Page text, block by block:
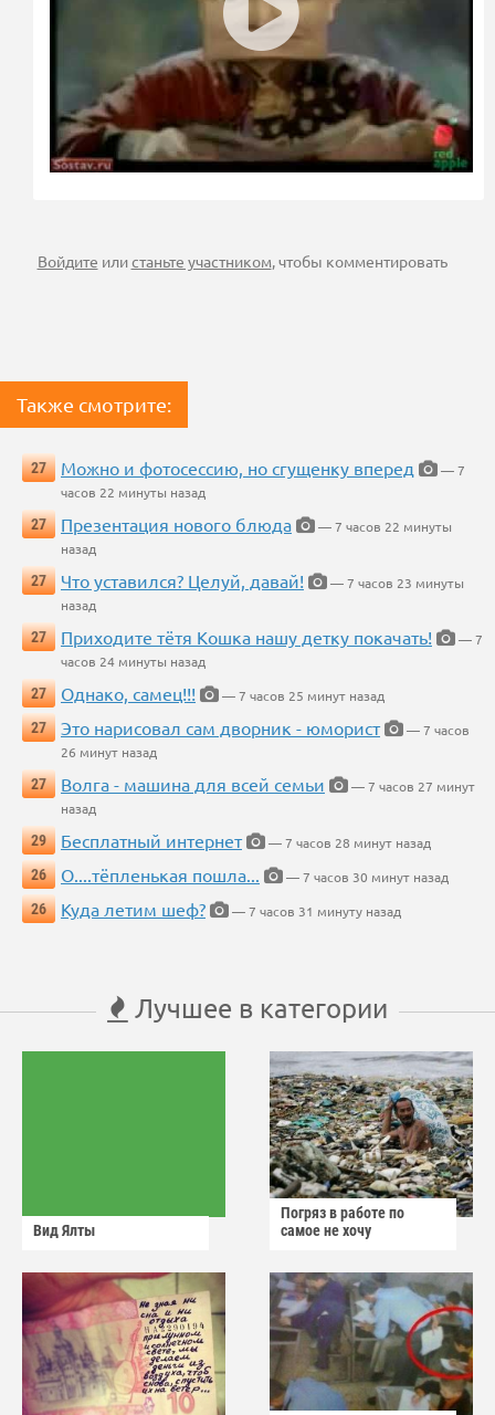
Войдите илистаньте участником, чтобы комментировать
Также смотрите:
27 Можно и фотосессию, но сгущенку вперед
— 7
часов 22 минуты назад
27
Презентация нового блюда
— 7 часов 22 минуты
назад
27
Что уставился? Целуй, давай!
— 7 часов 23 минуты
назад
27
Приходите тётя Кошка нашу детку покачать!
— 7
часов 24 минуты назад
27
Однако, самец!!!
— 7 часов 25 минут назад
27
Это нарисовал сам дворник - юморист
— 7 часов
26 минут назад
27
Волга - машина для всей семьи
— 7 часов 27 минут
назад
29
Бесплатный интернет
— 7 часов 28 минут назад
26
О....тёпленькая пошла...
— 7 часов 30 минут назад
26
Куда летим шеф? — 7 часов 31 минуту назад
Лучшее в категории
Вид Ялты
Погряз в работе по
самое не хочу